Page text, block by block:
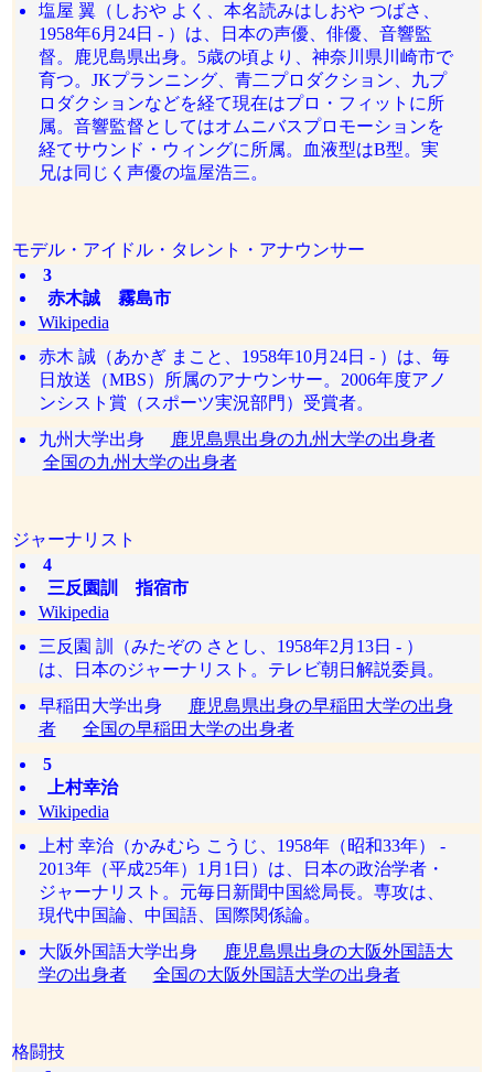
塩屋 翼（しおや よく、本名読みはしおや つばさ、
1958年6月24日 - ）は、日本の声優、俳優、音響監
督。鹿児島県出身。5歳の頃より、神奈川県川崎市で
育つ。JKプランニング、青二プロダクション、九プ
ロダクションなどを経て現在はプロ・フィットに所
属。音響監督としてはオムニバスプロモーションを
経てサウンド・ウィングに所属。血液型はB型。実
兄は同じく声優の塩屋浩三。
モデル・アイドル・タレント・アナウンサー
3
赤木誠 霧島市
Wikipedia
赤木 誠（あかぎ まこと、1958年10月24日 - ）は、毎
日放送（MBS）所属のアナウンサー。2006年度アノ
ンシスト賞（スポーツ実況部門）受賞者。
九州大学出身
鹿児島県出身の九州大学の出身者
全国の九州大学の出身者
ジャーナリスト
4
三反園訓 指宿市
Wikipedia
三反園 訓（みたぞの さとし、1958年2月13日 - ）
は、日本のジャーナリスト。テレビ朝日解説委員。
早稲田大学出身
鹿児島県出身の早稲田大学の出身
者
全国の早稲田大学の出身者
5
上村幸治
Wikipedia
上村 幸治（かみむら こうじ、1958年（昭和33年） -
2013年（平成25年）1月1日）は、日本の政治学者・
ジャーナリスト。元毎日新聞中国総局長。専攻は、
現代中国論、中国語、国際関係論。
大阪外国語大学出身
鹿児島県出身の大阪外国語大
学の出身者
全国の大阪外国語大学の出身者
格闘技